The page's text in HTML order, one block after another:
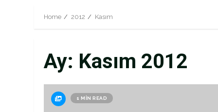
Home 2012 Kasım
Ay: Kasım 2012
1 MIN READ